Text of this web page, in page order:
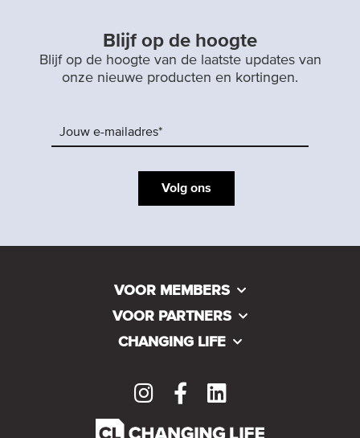
Blijf op de hoogte
Blijf op de hoogte van de laatste updates van
onze nieuwe producten en kortingen.
Volg ons
VOOR MEMBERS
VOOR PARTNERS
CHANGING LIFE